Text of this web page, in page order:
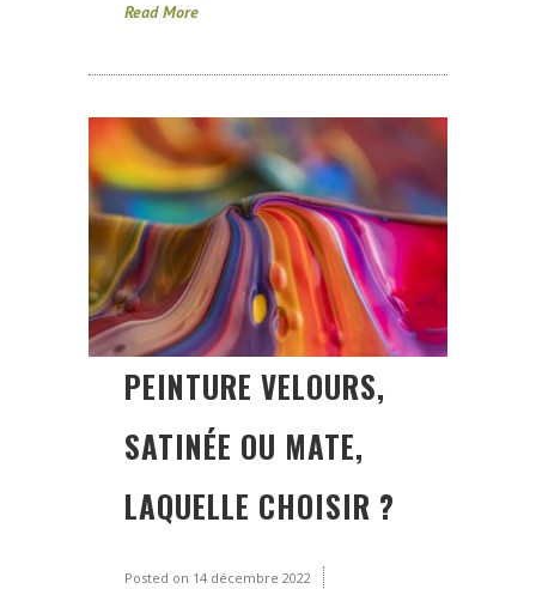
Read More
PEINTURE VELOURS,
SATINÉE OU MATE,
LAQUELLE CHOISIR ?
Posted on 14 décembre 2022